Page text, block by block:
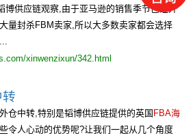
博供应链观察,由于亚马逊的销售季节已经开
量封杀FBM卖家,所以大多数卖家都会选择
xinwenzixun/342.html
转
仓中转,特别是韬博供应链提供的英国 FBA海
令人心动的优势呢?让我们一起从几个角度